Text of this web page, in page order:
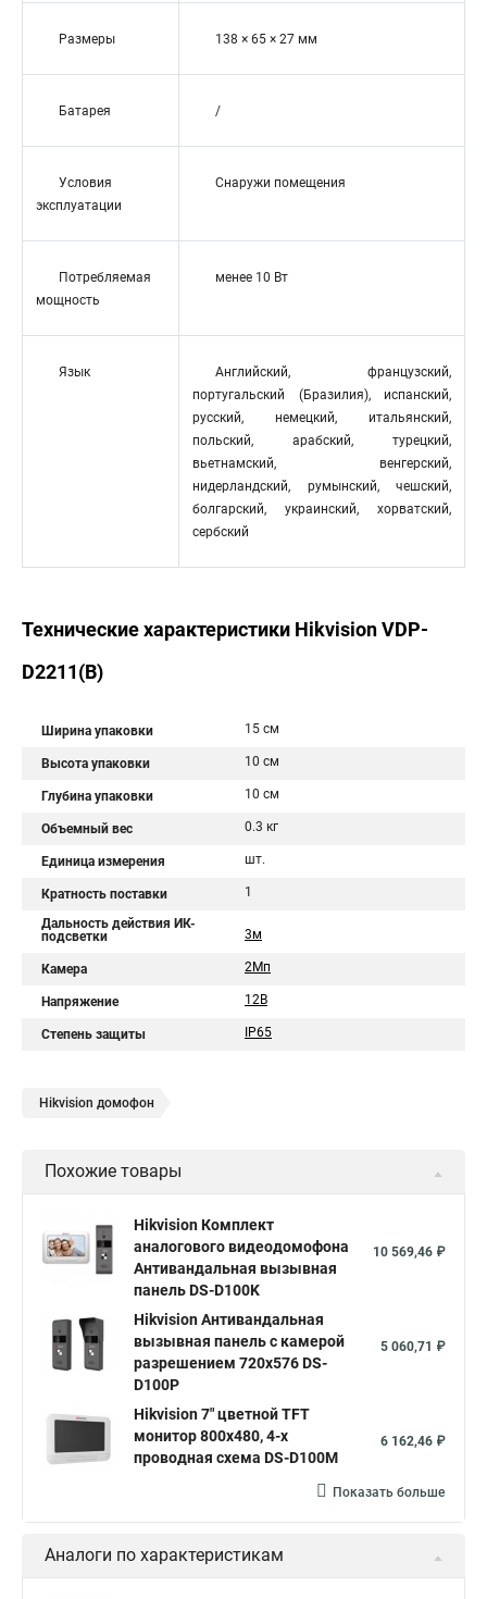
Размеры 138 × 65 × 27 мм
Батарея /
Условия
эксплуатации
Снаружи помещения
Потребляемая
мощность
менее 10 Вт
Язык
Английский, французский,
португальский (Бразилия), испанский,
русский, немецкий, итальянский,
польский, арабский, турецкий,
вьетнамский, венгерский,
нидерландский, румынский, чешский,
болгарский, украинский, хорватский,
сербский
Технические характеристики Hikvision VDP-
D2211(B)
Ширина упаковки 15 см
Высота упаковки 10 см
Глубина упаковки 10 см
Объемный вес 0.3 кг
Единица измерения шт.
Кратность поставки 1
Дальность действия ИК-
подсветки
3м
Камера 2Мп
Напряжение 12В
Степень защиты IP65
Hikvision домофон
Похожие товары
Hikvision Комплект
аналогового видеодомофона
Антивандальная вызывная
панель DS-D100K
10 569,46 ₽
Hikvision Антивандальная
вызывная панель с камерой
разрешением 720х576 DS-
D100P
5 060,71 ₽
Hikvision 7" цветной TFT
монитор 800х480, 4-х
проводная схема DS-D100M
6 162,46 ₽
Показать больше
Аналоги по характеристикам